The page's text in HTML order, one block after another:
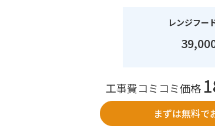
レンジフー
工事費コミコミ価格
まずは無料で